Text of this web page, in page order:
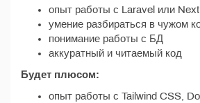
опыт работы с Laravel или
умение разбираться в чужом
понимание работы с БД
аккуратный и читаемый код
Будет плюсом:
опыт работы с Tailwind CSS,